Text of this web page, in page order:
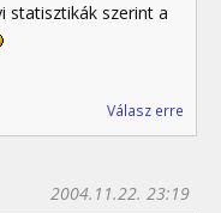
statisztikák szerint a
Válasz erre
2004.11.22. 23:19